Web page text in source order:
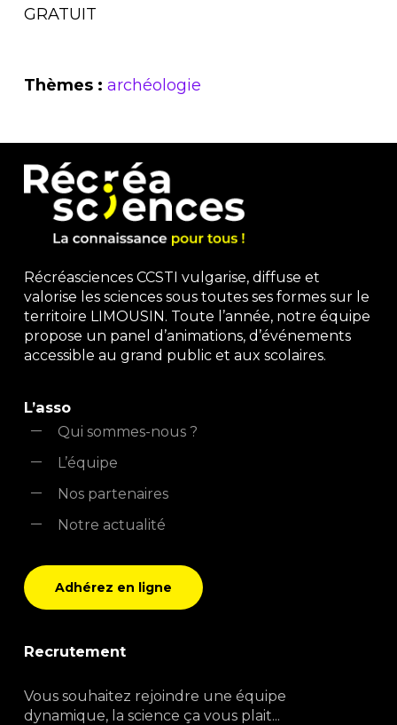
GRATUIT
Thèmes : archéologie
Récréasciences CCSTI vulgarise, diffuse et
valorise les sciences sous toutes ses formes sur le
territoire LIMOUSIN. Toute l’année, notre équipe
propose un panel d’animations, d’événements
accessible au grand public et aux scolaires.
L’asso
Qui sommes-nous ?
L’équipe
Nos partenaires
Notre actualité
Adhérez en ligne
Recrutement
Vous souhaitez rejoindre une équipe
dynamique, la science ça vous plait...